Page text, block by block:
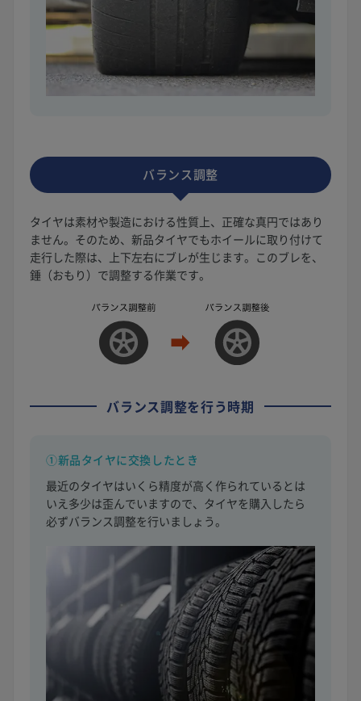
バランス調整
タイヤは素材や製造における性質上、正確な真円ではあり
ません。そのため、新品タイヤでもホイールに取り付けて
走行した際は、上下左右にブレが生じます。このブレを、
錘（おもり）で調整する作業です。
バランス調整を行う時期
①新品タイヤに交換したとき
最近のタイヤはいくら精度が高く作られているとは
いえ多少は歪んでいますので、タイヤを購入したら
必ずバランス調整を行いましょう。